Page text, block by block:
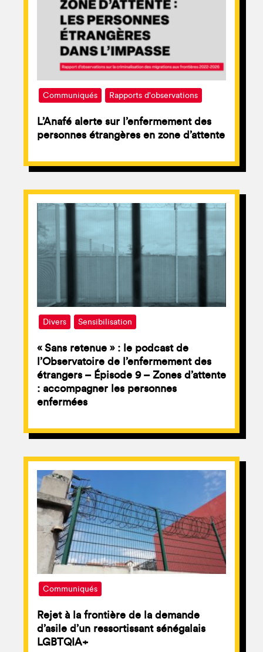
Communiqués Rapports d'observations
L’Anafé alerte sur l’enfermement des
personnes étrangères en zone d’attente
Divers Sensibilisation
« Sans retenue » : le podcast de
l’Observatoire de l’enfermement des
étrangers – Épisode 9 – Zones d’attente
: accompagner les personnes
enfermées
Communiqués
Rejet à la frontière de la demande
d’asile d’un ressortissant sénégalais
LGBTQIA+